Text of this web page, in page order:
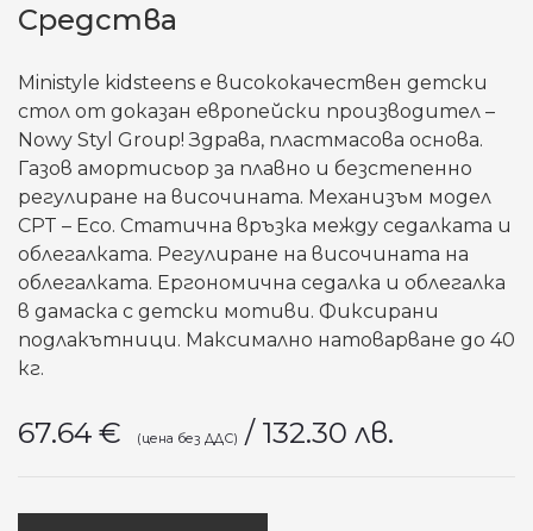
Средства
Ministyle kidsteens е висококачествен детски
стол от доказан европейски производител –
Nowy Styl Group! Здрава, пластмасова основа.
Газов амортисьор за плавно и безстепенно
регулиране на височината. Механизъм модел
CPT – Eco. Статична връзка между седалката и
облегалката. Регулиране на височината на
облегалката. Ергономична седалка и облегалка
в дамаска с детски мотиви. Фиксирани
подлакътници. Максимално натоварване до 40
кг.
67.64 € / 132.30 лв.